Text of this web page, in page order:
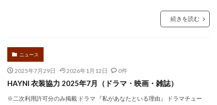
続きを読む
ニュース
2025年7月29日 2026年1月12日 0件
HAYNI 衣装協力 2025年7月（ドラマ・映画・雑誌）
※二次利用許可分のみ掲載 ドラマ 『私があなたといる理由』 ドラマチュー